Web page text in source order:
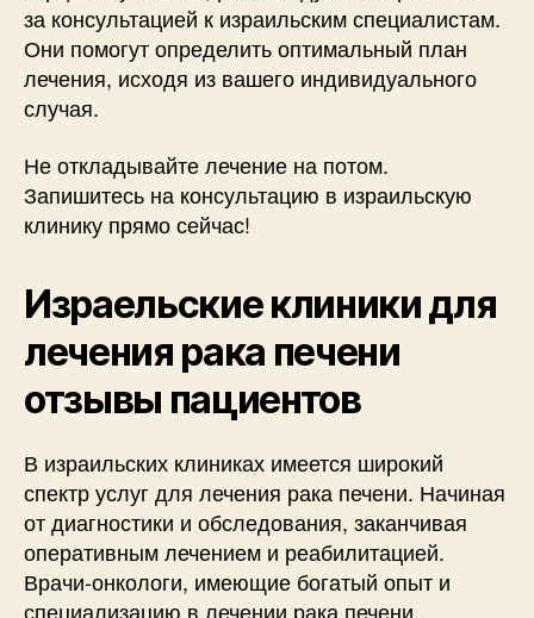
за консультацией к израильским специалистам.
Они помогут определить оптимальный план
лечения, исходя из вашего индивидуального
случая.
Не откладывайте лечение на потом.
Запишитесь на консультацию в израильскую
клинику прямо сейчас!
Израельские клиники для
лечения рака печени
отзывы пациентов
В израильских клиниках имеется широкий
спектр услуг для лечения рака печени. Начиная
от диагностики и обследования, заканчивая
оперативным лечением и реабилитацией.
Врачи-онкологи, имеющие богатый опыт и
специализацию в лечении рака печени,